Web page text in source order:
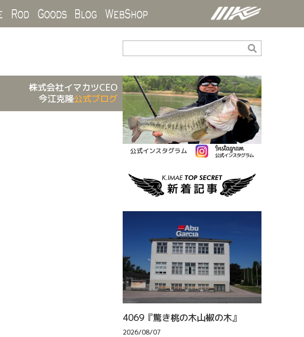
Other Lure
Rod Goods Blog
株式会社イマカツCEO
今江克隆公式ブログ
公式インスタグラム
4069『驚き桃の木山椒の木』
2026/08/07